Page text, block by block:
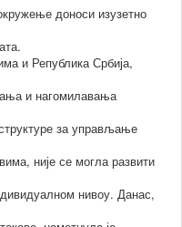
доноси изузетно
и Република Србија,
и нагомилавања
за управљање
није се могла развити
нивоу. Данас,